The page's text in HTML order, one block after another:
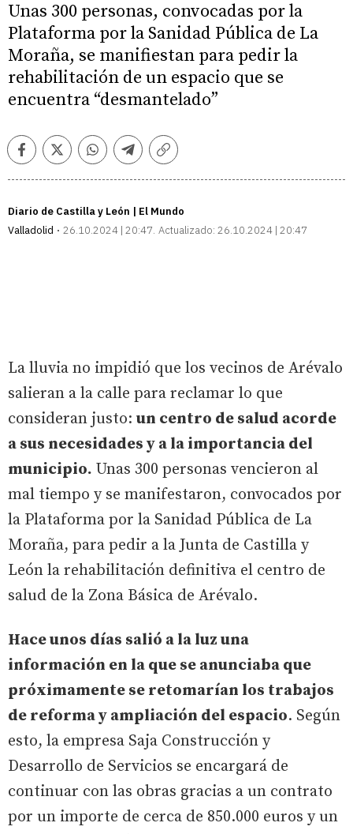
Unas 300 personas, convocadas por la
Plataforma por la Sanidad Pública de La
Moraña, se manifiestan para pedir la
rehabilitación de un espacio que se
encuentra “desmantelado”
FacebookTwitterWhatsappTelegramCopiar
Diario de Castilla y León | El Mundo
Valladolid
26.10.2024 | 20:47 Actualizado: 26.10.2024 | 20:47
La lluvia no impidió que los vecinos de Arévalo
salieran a la calle para reclamar lo que
consideran justo: un centro de salud acorde
a sus necesidades y a la importancia del
municipio. Unas 300 personas vencieron al
mal tiempo y se manifestaron, convocados por
la Plataforma por la Sanidad Pública de La
Moraña, para pedir a la Junta de Castilla y
León la rehabilitación definitiva el centro de
salud de la Zona Básica de Arévalo.
Hace unos días salió a la luz una
información en la que se anunciaba que
próximamente se retomarían los trabajos
de reforma y ampliación del espacio. Según
esto, la empresa Saja Construcción y
Desarrollo de Servicios se encargará de
continuar con las obras gracias a un contrato
por un importe de cerca de 850.000 euros y un